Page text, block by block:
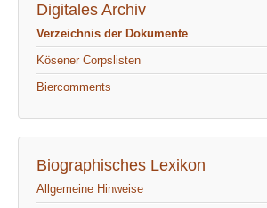
Digitales Archiv
Verzeichnis der Dokumente
Kösener Corpslisten
Biercomments
Biographisches Lexikon
Allgemeine Hinweise